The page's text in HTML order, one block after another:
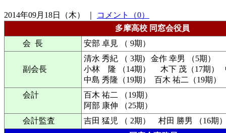
2014年09月18日（木） ｜
コメント（0）
多摩高校 同窓会役員
会 長
安部 卓見 （ 9期）
副会長
清水 秀紀 （ 3期) 金作 幸男 （5期）
小林 隆 （14期） 木下 茂（17期）
中島 秀隆（19期） 百木 祐二（19期
会計
百木 祐二 （19期）
阿部 康伸 （25期）
会計監査
吉田 猛児 （ 2期） 村田 勝男 （16期